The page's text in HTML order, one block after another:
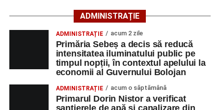
Lista publicată de AJOFM Alba include, pe lângă
denumirea posturilor vacante din Săsciori, și datele de
contact ale angajatorilor, precum numere de telefon și
adrese de e-mail, pentru ca persoanele interesate să
poată solicita detalii despre condițiile de angajare,
Mai jos puteți consulta lista completă a locurilor de
ADMINISTRAȚIE
ADMINISTRAȚIE acum 2 zile
Primăria Sebeș a decis să reducă
intensitatea iluminatului public pe
timpul nopții, în contextul apelului la
economii al Guvernului Bolojan
ADMINISTRAȚIE acum o săptămână
Primarul Dorin Nistor a verificat
șantierele de apă și canalizare din